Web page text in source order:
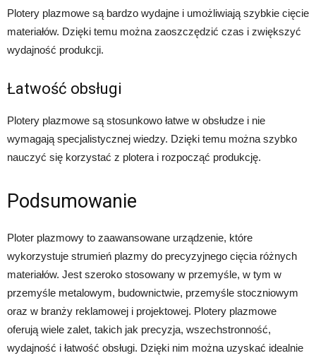
Plotery plazmowe są bardzo wydajne i umożliwiają szybkie cięcie
materiałów. Dzięki temu można zaoszczędzić czas i zwiększyć
wydajność produkcji.
Łatwość obsługi
Plotery plazmowe są stosunkowo łatwe w obsłudze i nie
wymagają specjalistycznej wiedzy. Dzięki temu można szybko
nauczyć się korzystać z plotera i rozpocząć produkcję.
Podsumowanie
Ploter plazmowy to zaawansowane urządzenie, które
wykorzystuje strumień plazmy do precyzyjnego cięcia różnych
materiałów. Jest szeroko stosowany w przemyśle, w tym w
przemyśle metalowym, budownictwie, przemyśle stoczniowym
oraz w branży reklamowej i projektowej. Plotery plazmowe
oferują wiele zalet, takich jak precyzja, wszechstronność,
wydajność i łatwość obsługi. Dzięki nim można uzyskać idealnie